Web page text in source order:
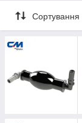
Сортування